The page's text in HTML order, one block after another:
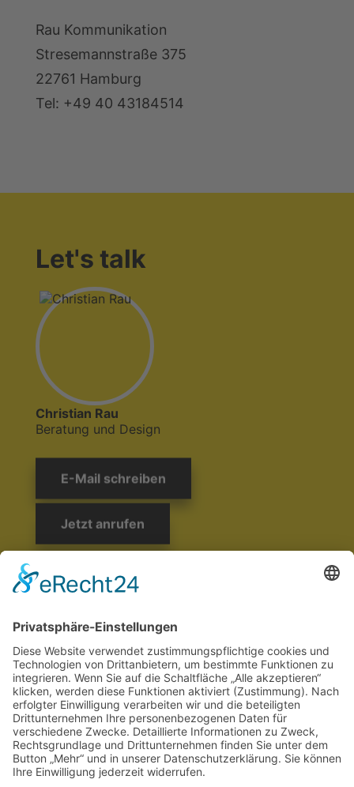
Rau Kommunikation
Stresemannstraße 375
22761 Hamburg
Tel: +49 40 43184514
Let's talk
Christian Rau
Beratung und Design
E-Mail schreiben
Jetzt anrufen
Stresemannstraße 375
22761 Hamburg
Tel: +49 40 43184514
E-Mail: info@rau-kommunikation.de